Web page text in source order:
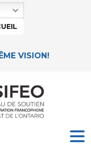
VISION!